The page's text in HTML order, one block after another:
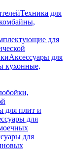
Техника для
для
Аксессуары для
кухонные,
для плит и
для
для